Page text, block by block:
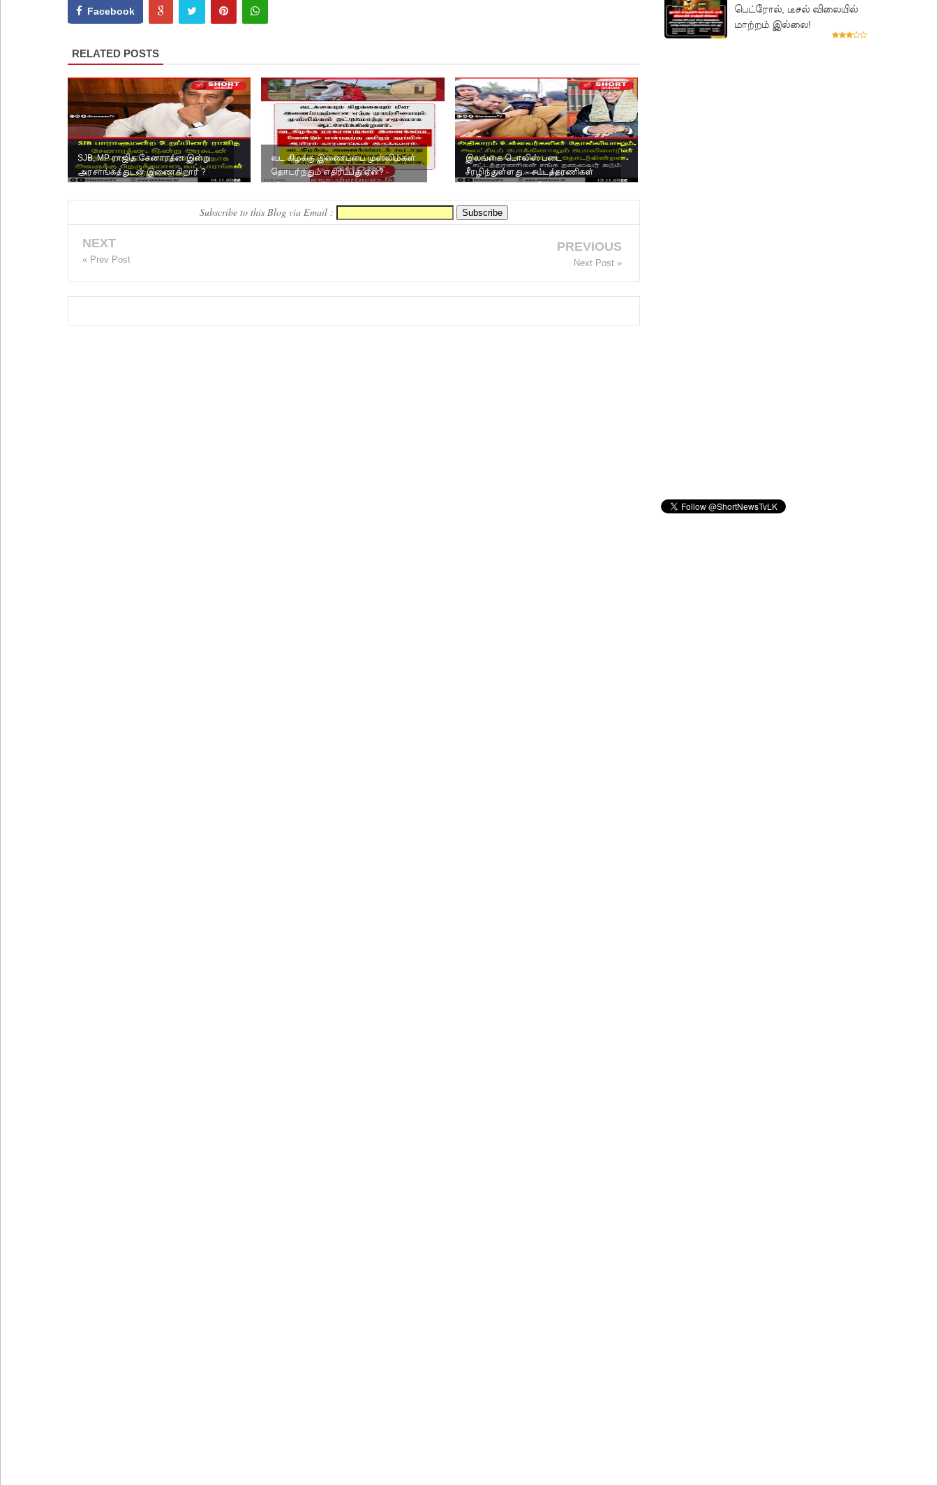
Facebook
RELATED POSTS
SJB, MP ராஜித சேனாரத்ன இன்று
அரசாங்கத்துடன் இணைகிறார் ?
வட கிழக்கு இணைப்பை முஸ்லிம்கள்
தொடர்ந்தும் எதிர்ப்பது ஏன்? -
இலங்கை பொலிஸ் படை
சீரழிந்துள்ளது. - சட்டத்தரணிகள்
Subscribe to this Blog via Email :
NEXT
« Prev Post
PREVIOUS
Next Post »
பெட்ரோல், டீசல் விலையில்
மாற்றம் இல்லை!